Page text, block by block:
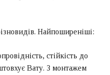
Найпоширеніші:
стійкість до
Вату. З монтажем